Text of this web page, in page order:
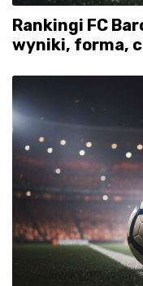
Rankingi FC
wyniki, forma,